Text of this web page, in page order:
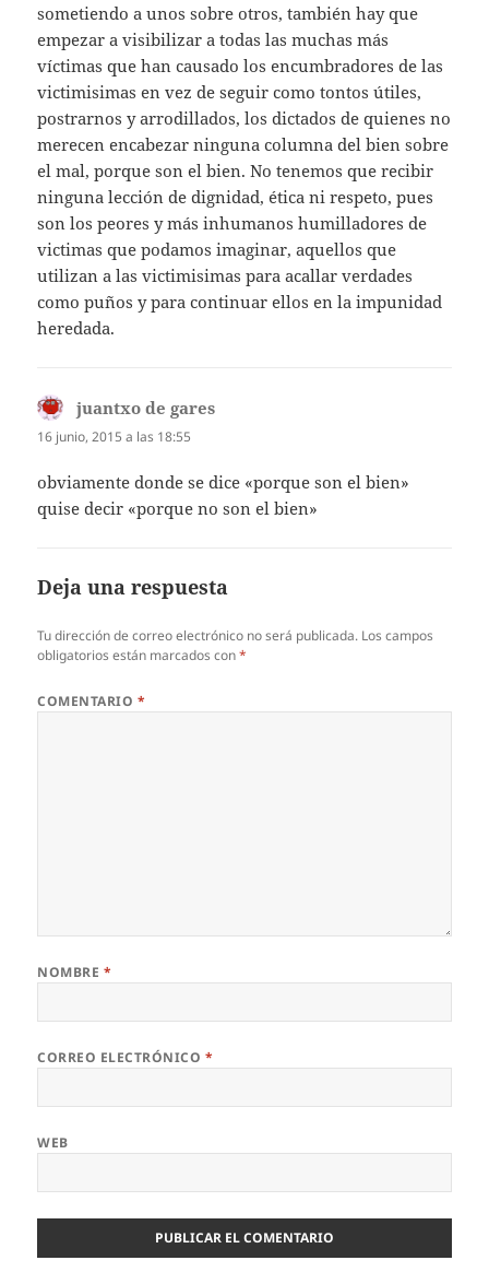
sometiendo a unos sobre otros, también hay que
empezar a visibilizar a todas las muchas más
víctimas que han causado los encumbradores de las
victimisimas en vez de seguir como tontos útiles,
postrarnos y arrodillados, los dictados de quienes no
merecen encabezar ninguna columna del bien sobre
el mal, porque son el bien. No tenemos que recibir
ninguna lección de dignidad, ética ni respeto, pues
son los peores y más inhumanos humilladores de
victimas que podamos imaginar, aquellos que
utilizan a las victimisimas para acallar verdades
como puños y para continuar ellos en la impunidad
heredada.
juantxo de gares
16 junio, 2015 a las 18:55
obviamente donde se dice «porque son el bien»
quise decir «porque no son el bien»
Deja una respuesta
Tu dirección de correo electrónico no será publicada. Los campos
obligatorios están marcados con*
COMENTARIO *
NOMBRE *
CORREO ELECTRÓNICO *
WEB